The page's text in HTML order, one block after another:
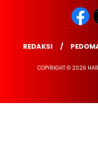
REDAKSI
COPYRIGHT © 2026